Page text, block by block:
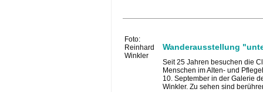
Foto:
Reinhard
Winkler
Wanderausstellung
Seit 25 Jahren besuchen die
Menschen im Alten- und
10. September in der Galerie
Winkler. Zu sehen sind